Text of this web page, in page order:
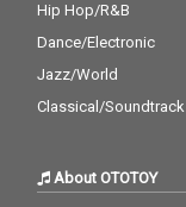
Hip Hop/R&B
Dance/Electronic
Jazz/World
Classical/Soundtrack
About OTOTOY